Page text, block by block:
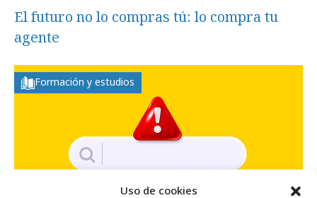
Uso de cookies
El futuro no lo compras tú: lo compra tu
agente
Formación y estudios